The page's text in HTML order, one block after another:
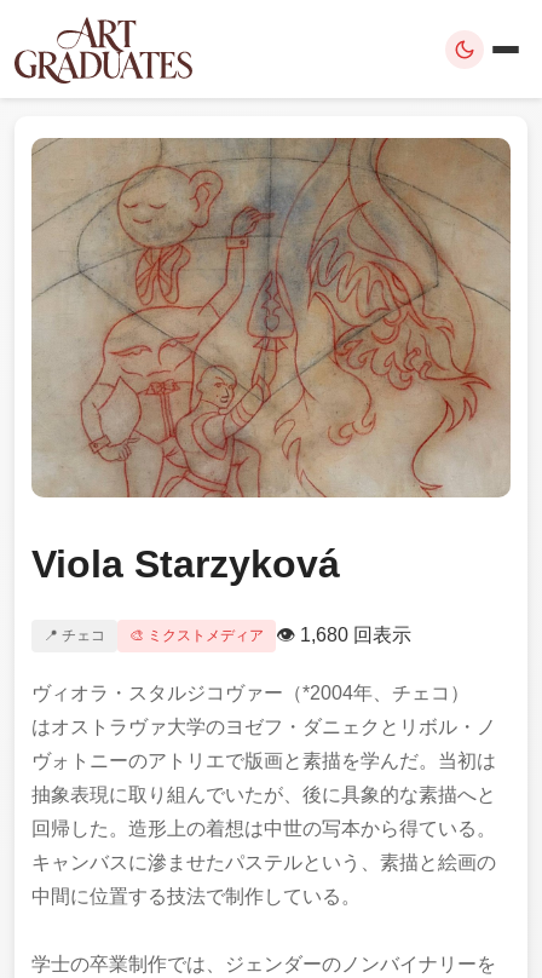
Viola Starzyková
📍 チェコ 🎨 ミクストメディア 👁 1,680 回表示
ヴィオラ・スタルジコヴァー（*2004年、チェコ）
はオストラヴァ大学のヨゼフ・ダニェクとリボル・ノ
ヴォトニーのアトリエで版画と素描を学んだ。当初は
抽象表現に取り組んでいたが、後に具象的な素描へと
回帰した。造形上の着想は中世の写本から得ている。
キャンバスに滲ませたパステルという、素描と絵画の
中間に位置する技法で制作している。
学士の卒業制作では、ジェンダーのノンバイナリーを